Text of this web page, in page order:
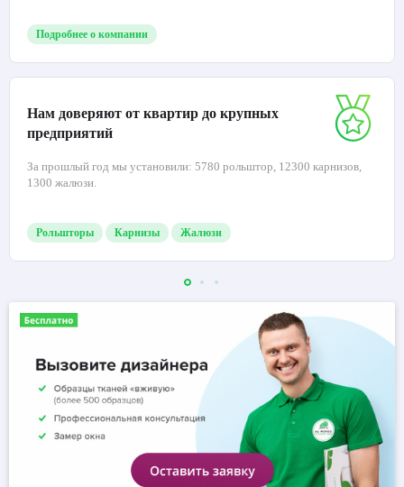
Подробнее о компании
Нам доверяют от квартир до крупных
предприятий
За прошлый год мы установили: 5780 рольштор, 12300 карнизов,
1300 жалюзи.
Рольшторы Карнизы Жалюзи